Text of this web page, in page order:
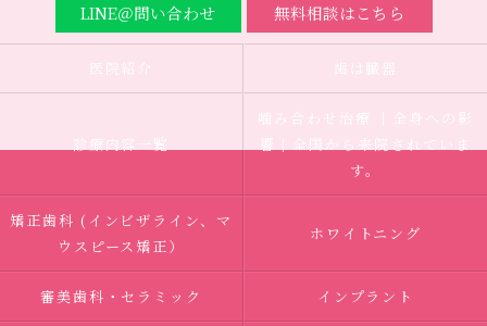
LINE＠問い合わせ 無料相談はこちら
医院紹介 歯は臓器
診療内容一覧
噛み合わせ治療 ｜全身への影
響｜全国から来院されていま
す。
矯正歯科 (インビザライン、マ
ウスピース矯正）
ホワイトニング
審美歯科・セラミック インプラント